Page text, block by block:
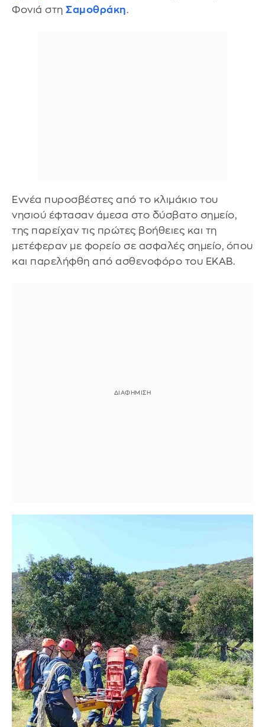
Φονιά στη Σαμοθράκη.
Εννέα πυροσβέστες από το κλιμάκιο του
νησιού έφτασαν άμεσα στο δύσβατο σημείο,
της παρείχαν τις πρώτες βοήθειες και τη
μετέφεραν με φορείο σε ασφαλές σημείο, όπου
και παρελήφθη από ασθενοφόρο του ΕΚΑΒ.